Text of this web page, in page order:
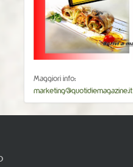
Maggiori info:
marketing@quotidiemagazine.it